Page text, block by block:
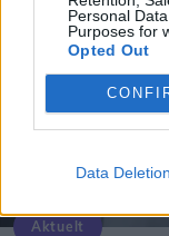
Personal
Purposes for
Opted Out
Data Deletion
Aktuelt